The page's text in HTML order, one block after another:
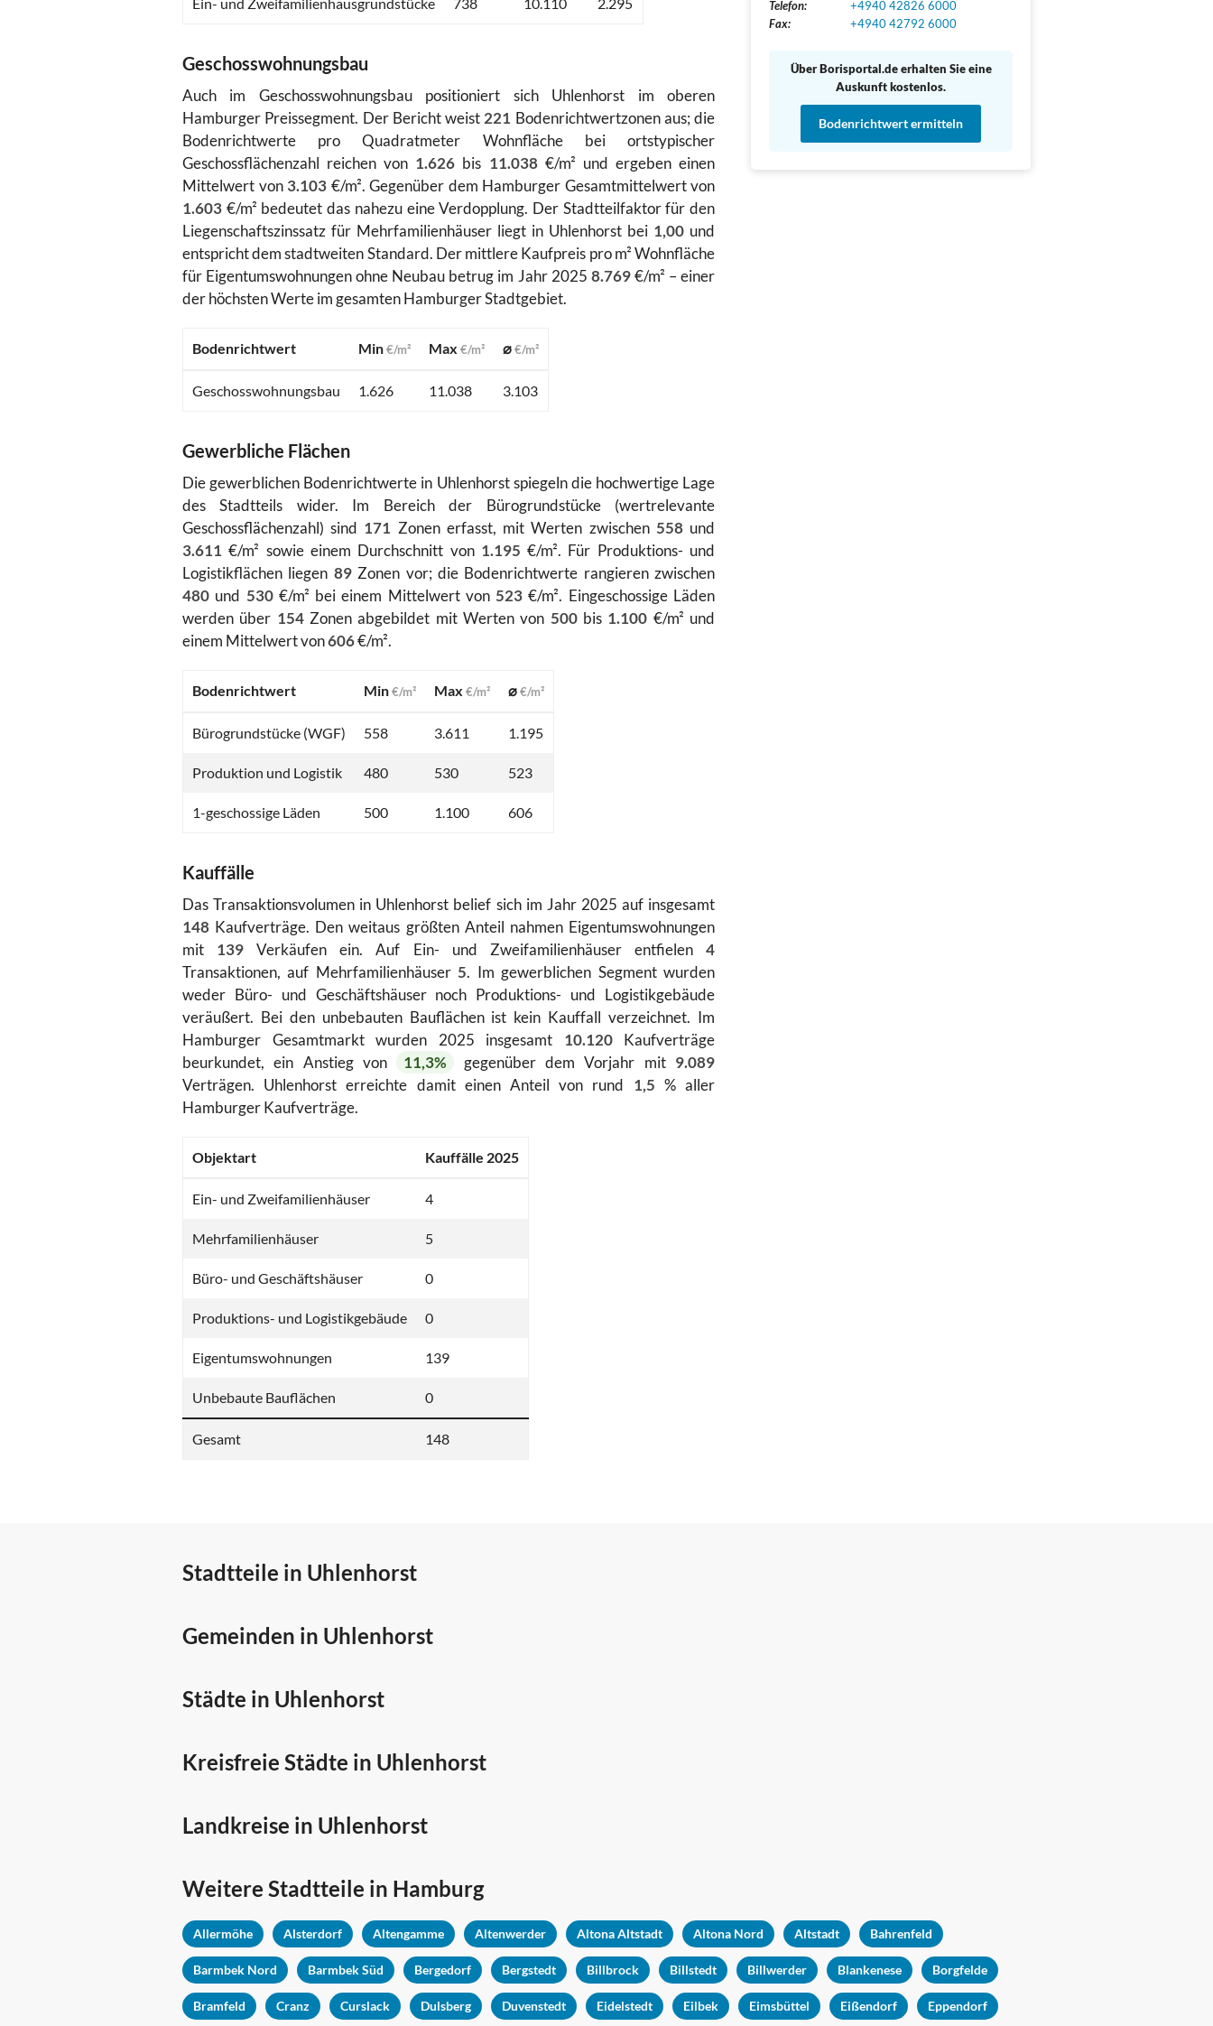
Geschosswohnungsbau
Auch im Geschosswohnungsbau positioniert sich Uhlenhorst im oberen
Hamburger Preissegment. Der Bericht weist 221 Bodenrichtwertzonen aus; die
Bodenrichtwerte pro Quadratmeter Wohnfläche bei ortstypischer
Geschossflächenzahl reichen von 1.626 bis 11.038€/m² und ergeben einen
Mittelwert von 3.103 €/m². Gegenüber dem Hamburger Gesamtmittelwert von
1.603 €/m² bedeutet das nahezu eine Verdopplung. Der Stadtteilfaktor für den
Liegenschaftszinssatz für Mehrfamilienhäuser liegt in Uhlenhorst bei 1,00 und
entspricht dem stadtweiten Standard. Der mittlere Kaufpreis pro m² Wohnfläche
für Eigentumswohnungen ohne Neubau betrug im Jahr 2025 8.769€/m² – einer
der höchsten Werte im gesamten Hamburger Stadtgebiet.
Bodenrichtwert Min€/m² Max €/m² ⌀€/m²
Geschosswohnungsbau 1.626 11.038 3.103
Gewerbliche Flächen
Die gewerblichen Bodenrichtwerte in Uhlenhorst spiegeln die hochwertige Lage
des Stadtteils wider. Im Bereich der Bürogrundstücke (wertrelevante
Geschossflächenzahl) sind 171 Zonen erfasst, mit Werten zwischen 558und
3.611 €/m² sowie einem Durchschnitt von 1.195 €/m². Für Produktions- und
Logistikflächen liegen 89Zonen vor; die Bodenrichtwerte rangieren zwischen
480 und 530€/m² bei einem Mittelwert von523 €/m². Eingeschossige Läden
werden über 154Zonen abgebildet mit Werten von 500bis 1.100 €/m² und
einem Mittelwert von606€/m².
Bodenrichtwert Min€/m² Max €/m² ⌀€/m²
Bürogrundstücke (WGF) 558 3.611 1.195
Produktion und Logistik 480 530 523
1-geschossige Läden 500 1.100 606
Kauffälle
Das Transaktionsvolumen in Uhlenhorst belief sich im Jahr 2025 auf insgesamt
148 Kaufverträge. Den weitaus größten Anteil nahmen Eigentumswohnungen
mit 139 Verkäufen ein. Auf Ein- und Zweifamilienhäuser entfielen4
Transaktionen, auf Mehrfamilienhäuser5. Im gewerblichen Segment wurden
weder Büro- und Geschäftshäuser noch Produktions- und Logistikgebäude
veräußert. Bei den unbebauten Bauflächen ist kein Kauffall verzeichnet. Im
Hamburger Gesamtmarkt wurden 2025 insgesamt 10.120Kaufverträge
beurkundet, ein Anstieg von
11,3% gegenüber dem Vorjahr mit 9.089
Verträgen. Uhlenhorst erreichte damit einen Anteil von rund 1,5 % aller
Hamburger Kaufverträge.
Objektart Kauffälle 2025
Ein- und Zweifamilienhäuser 4
Mehrfamilienhäuser 5
Büro- und Geschäftshäuser 0
Produktions- und Logistikgebäude 0
Eigentumswohnungen 139
Unbebaute Bauflächen 0
Gesamt 148
Telefon:
+4940 42826 6000
Fax:
+4940 42792 6000
Über Borisportal.de erhalten Sie eine
Auskunft kostenlos.
Bodenrichtwert ermitteln
Stadtteile in Uhlenhorst
Gemeinden in Uhlenhorst
Städte in Uhlenhorst
Kreisfreie Städte in Uhlenhorst
Landkreise in Uhlenhorst
Weitere Stadtteile in Hamburg
Allermöhe Alsterdorf Altengamme Altenwerder Altona Altstadt Altona Nord Altstadt Bahrenfeld
Barmbek Nord Barmbek Süd Bergedorf Bergstedt Billbrock Billstedt Billwerder Blankenese Borgfelde
Bramfeld Cranz Curslack Dulsberg Duvenstedt Eidelstedt Eilbek Eimsbüttel Eißendorf Eppendorf